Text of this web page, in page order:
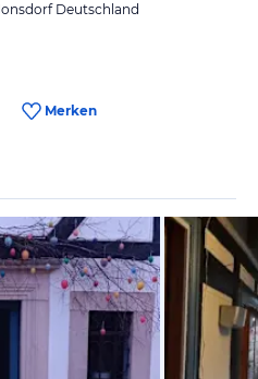
Deutschland
Merken